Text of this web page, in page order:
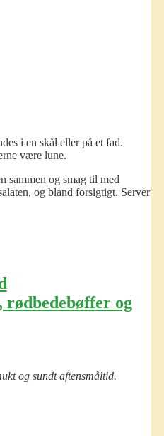
i en skål eller på et fad.
være lune.
sammen og smag til med
og bland forsigtigt. Server
rødbedebøffer og
og sundt aftensmåltid.